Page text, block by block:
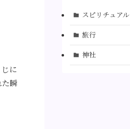
に
瞬
スピリチュアル
旅行
神社